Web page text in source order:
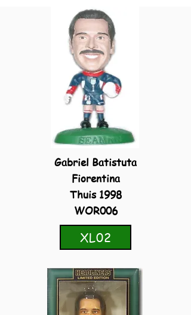
Gabriel Batistuta
Fiorentina
Thuis 1998
WOR006
XL02